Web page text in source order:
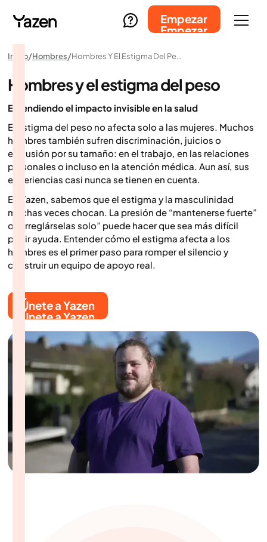
Empezar
Empezar
Inicio Hombres Hombres Y El Estigma Del Peso
Hombres y el estigma del peso
Entendiendo el impacto invisible en la salud
El estigma del peso no afecta solo a las mujeres. Muchos
hombres también sufren discriminación, juicios o
exclusión por su tamaño: en el trabajo, en las relaciones
personales o incluso en la atención médica. Aun así, sus
experiencias casi nunca se tienen en cuenta.
En Yazen, sabemos que el estigma y la masculinidad
muchas veces chocan. La presión de “mantenerse fuerte”
o “arreglárselas solo” puede hacer que sea más difícil
pedir ayuda. Entender cómo el estigma afecta a los
hombres es el primer paso para romper el silencio y
construir un equipo de apoyo real.
Únete a Yazen
Únete a Yazen